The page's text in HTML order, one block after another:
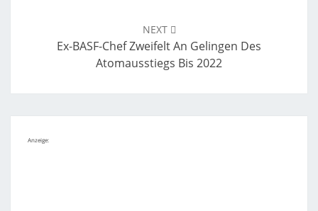
NEXT
Ex-BASF-Chef Zweifelt An Gelingen Des
Atomausstiegs Bis 2022
Anzeige: